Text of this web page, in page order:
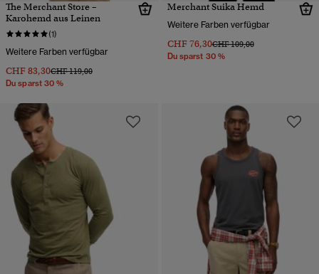
The Merchant Store –
Karohemd aus Leinen
(1)
Weitere Farben verfügbar
CHF 83,30Preis wurde reduziert von
CHF 119,00bis
Du sparst 30 %
Merchant Suika Hemd
Weitere Farben verfügbar
CHF 76,30Preis wurde reduziert von
CHF 109,00bis
Du sparst 30 %